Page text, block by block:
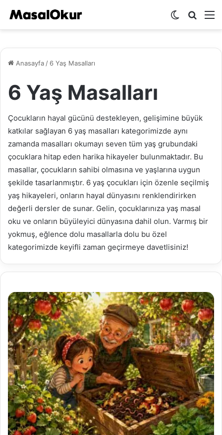
Arama
yap
Dış
görünümü
Anasayfa / 6 Yaş Masalları
6 Yaş Masalları
Çocukların hayal gücünü destekleyen, gelişimine büyük
katkılar sağlayan 6 yaş masalları kategorimizde aynı
zamanda masalları okumayı seven tüm yaş grubundaki
çocuklara hitap eden harika hikayeler bulunmaktadır. Bu
masallar, çocukların sahibi olmasına ve yaşlarına uygun
şekilde tasarlanmıştır. 6 yaş çocukları için özenle seçilmiş
yaş hikayeleri, onların hayal dünyasını renklendirirken
değerli dersler de sunar. Gelin, çocuklarınıza yaş masal
oku ve onların büyüleyici dünyasına dahil olun. Varmış bir
yokmuş, eğlence dolu masallarla dolu bu özel
kategorimizde keyifli zaman geçirmeye davetlisiniz!